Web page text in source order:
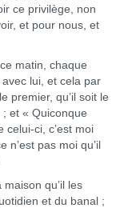
ce privilège, non
et pour nous, et
matin, chaque
lui, et cela par
premier, qu’il soit le
et « Quiconque
celui-ci, c’est moi
n’est pas moi qu’il
qu’il les
et du banal ;